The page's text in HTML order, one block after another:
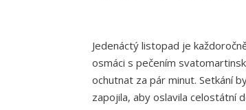
Jedenáctý listopad je
osmáci s pečením
ochutnat za pár minut. Setkání
zapojila, aby oslavila celostátní